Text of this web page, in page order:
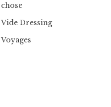
chose
Vide Dressing
Voyages